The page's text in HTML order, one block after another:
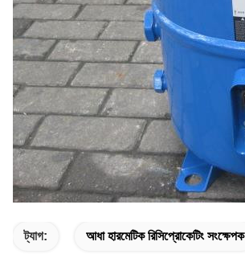
ট্যাগ: আধা হারমেটিক রিসিপ্রোকেটিং সংক্ষেপক